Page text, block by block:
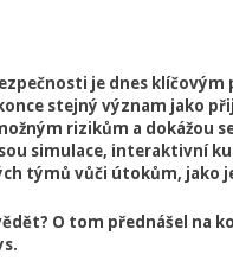
je dnes
stejný význam jako
rizikům a dokážou
simulace, interaktivní
týmů vůči útokům, jako
O tom přednášel na